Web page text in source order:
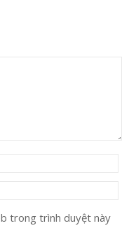
trong trình duyệt này